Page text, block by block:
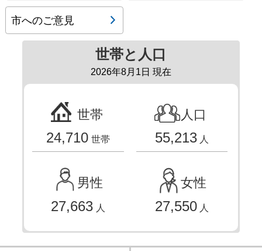
市へのご意見
世帯と人口
2026年8月1日 現在
世帯
24,710 世帯
人口
55,213 人
男性
27,663 人
女性
27,550 人